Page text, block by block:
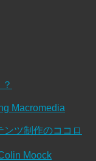
Macromedia
ツ制作のココロ
Moock